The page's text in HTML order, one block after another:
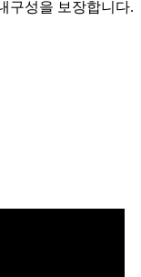
구성을 보장합니다.